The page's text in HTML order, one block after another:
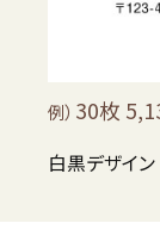
例） 30枚
白黒デザイ